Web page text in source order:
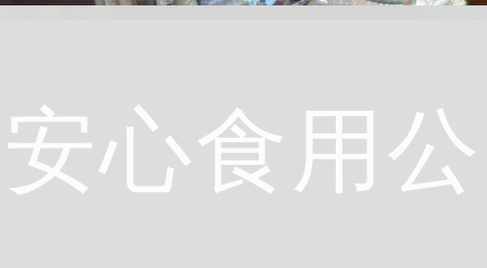
安心食用公